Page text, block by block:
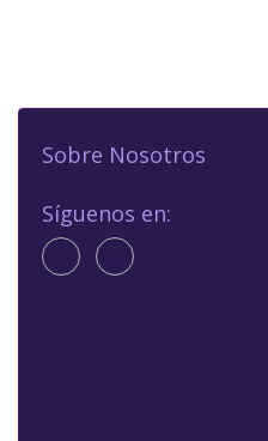
Sobre Nosotros
Síguenos en: